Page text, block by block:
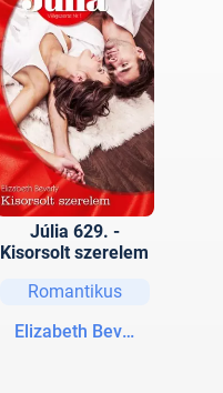
Júlia 629. -
Kisorsolt szerelem
Romantikus
Elizabeth Bevarly